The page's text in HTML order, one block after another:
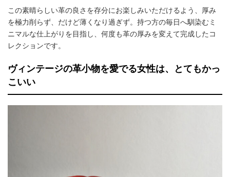
この素晴らしい革の良さを存分にお楽しみいただけるよう、厚み
を極力削らず、だけど薄くなり過ぎず。持つ方の毎日へ馴染むミ
ニマルな仕上がりを目指し、何度も革の厚みを変えて完成したコ
レクションです。
ヴィンテージの革小物を愛でる女性は、とてもかっ
こいい